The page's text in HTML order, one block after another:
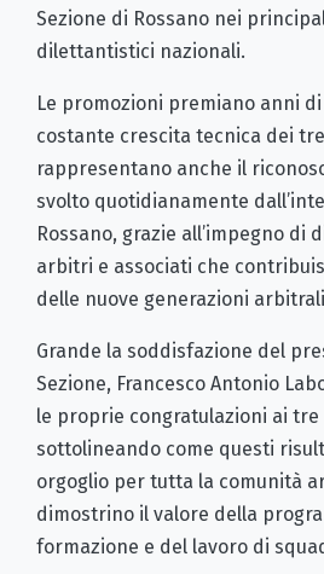
Sezione di Rossano nei
dilettantistici nazionali.
Le promozioni premiano anni
costante crescita tecnica dei
rappresentano anche il
svolto quotidianamente
Rossano, grazie all’impegno di
arbitri e associati che
delle nuove generazioni
Grande la soddisfazione del
Sezione, Francesco Antonio
le proprie congratulazioni ai tre
sottolineando come questi
orgoglio per tutta la comunità
dimostrino il valore della
formazione e del lavoro di